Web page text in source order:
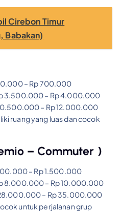
Cirebon Timur
Babakan)
– Rp 700.000
3.500.000 – Rp 4.000.000
– Rp 12.000.000
ruang yang luas dan cocok
– Commuter )
– Rp 1.500.000
8.000.000 – Rp 10.000.000
28.000.000 – Rp 35.000.000
untuk perjalanan grup